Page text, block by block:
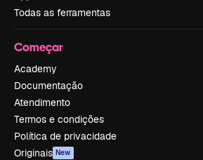
Todas as ferramentas
Começar
Academy
Documentação
Atendimento
Termos e condições
Política de privacidade
Originais New